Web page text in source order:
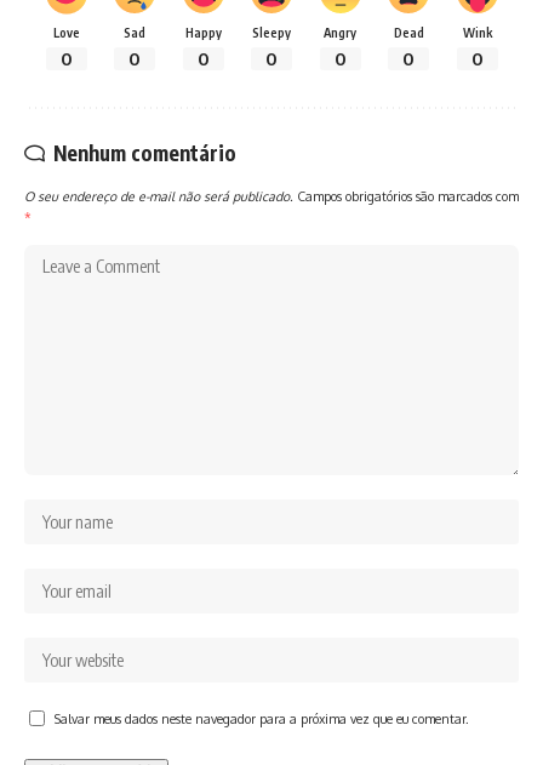
Love
0
Sad
0
Happy
0
Sleepy
0
Angry
0
Dead
0
Wink
0
Nenhum comentário
O seu endereço de e-mail não será publicado. Campos obrigatórios são marcados com
*
Salvar meus dados neste navegador para a próxima vez que eu comentar.